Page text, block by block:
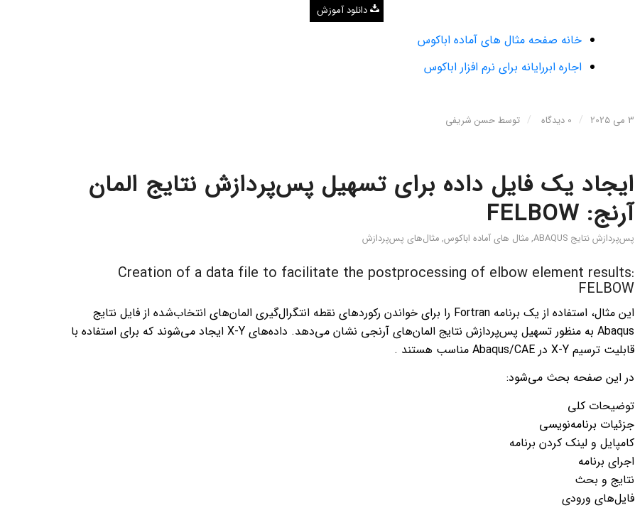
دانلود آموزش
خانه صفحه مثال های آماده اباکوس
اجاره ابررایانه برای نرم افزار اباکوس
3 می 2025 / 0 دیدگاه / توسطحسن شریفی
ایجاد یک فایل داده برای تسهیل پس‌پردازش نتایج المان
آرنج: FELBOW
پس‌پردازش نتایج ABAQUS ,مثال های آماده اباکوس,مثال‌های پس‌پردازش
Creation of a data file to facilitate the postprocessing of elbow element results:
FELBOW
این مثال، استفاده از یک برنامه Fortran را برای خواندن رکوردهای نقطه انتگرال‌گیری المان‌های انتخاب‌شده از فایل نتایج
Abaqus به منظور تسهیل پس‌پردازش نتایج المان‌های آرنجی نشان می‌دهد. داده‌های X-Y ایجاد می‌شوند که برای استفاده با
قابلیت ترسیم X-Y در Abaqus/CAE مناسب هستند .
در این صفحه بحث می‌شود:
توضیحات کلی
جزئیات برنامه‌نویسی
کامپایل و لینک کردن برنامه
اجرای برنامه
نتایج و بحث
فایل‌های ورودی